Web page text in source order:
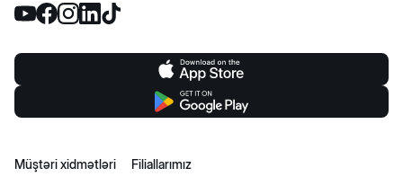
Müştəri xidmətləri
Filiallarımız